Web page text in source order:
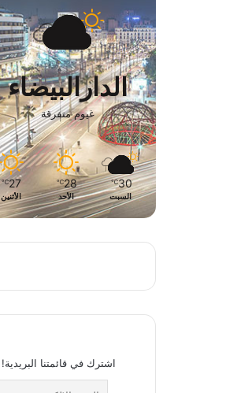
الدارالبيضاء
غيوم متفرقة
30
℃
السبت
28
℃
الأحد
27
℃
الأثنين
اشترك في قائمتنا البريدية!